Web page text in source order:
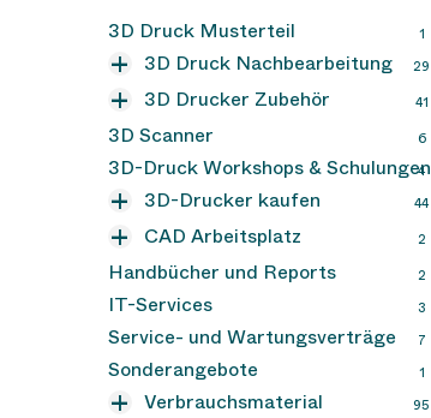
Hit enter to search or ESC to close
3D Druck Musterteil
1
3D Druck Nachbearbeitung 29
DyeMansion 9
Formlabs 13
3D Drucker Zubehör 41
3D Drucker Ersatzteile 8
Formlabs SLS Zubehör 7
3D Scanner 6
3D-Druck Workshops & Schulungen
4
3D-Drucker kaufen 44
3D Drucker Lasersintern 7
3D Drucker Multi Jet Fusion
2
Formlabs Form 3+
Formlabs Form 3L
3D Produktionsdrucker
Gebrauchtgeräte
CAD Arbeitsplatz 2
CAD Software 1
Handbücher und Reports 2
IT-Services 3
Service- und Wartungsverträge 7
Sonderangebote 1
Verbrauchsmaterial 95